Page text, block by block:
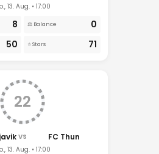
13. Aug. • 17:00
8 ⚖️ Balance 0
50 ⭐ Stars 71
22
VS FC Thun
13. Aug. • 17:00